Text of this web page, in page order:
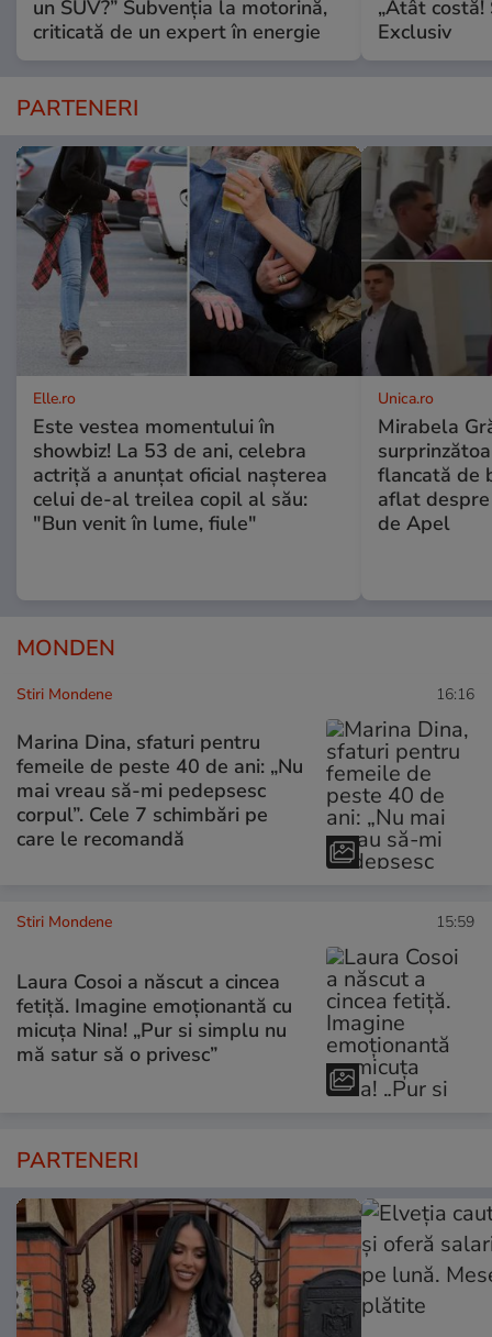
un SUV?” Subvenția la motorină,
criticată de un expert în energie
„Atât costă!
Exclusiv
PARTENERI
Elle.ro
Este vestea momentului în
showbiz! La 53 de ani, celebra
actriță a anunțat oficial nașterea
celui de-al treilea copil al său:
"Bun venit în lume, fiule"
Unica.ro
Mirabela
flancată de
aflat
de Apel
MONDEN
Stiri Mondene 16:16
Marina Dina, sfaturi pentru
femeile de peste 40 de ani: „Nu
mai vreau să-mi pedepsesc
corpul”. Cele 7 schimbări pe
care le recomandă
Stiri Mondene 15:59
Laura Cosoi a născut a cincea
fetiță. Imagine emoționantă cu
micuța Nina! „Pur si simplu nu
mă satur să o privesc”
PARTENERI